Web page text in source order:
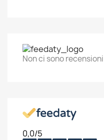
Annulla
Non ci sono recensioni
0,0/5